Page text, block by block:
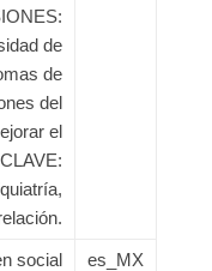
de
de
del
el
social
es_MX